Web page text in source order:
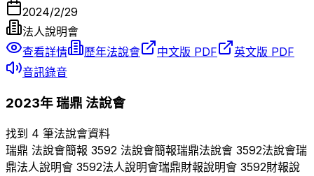
2024/2/29
法人說明會
查看詳情
歷年法說會 中文版 PDF
英文版 PDF
音訊錄音
2023年瑞鼎 法說會
找到 4 筆法說會資料
瑞鼎 法說會簡報 3592 法說會簡報瑞鼎法說會 3592法說會瑞
鼎法人說明會 3592法人說明會瑞鼎財報說明會 3592財報說